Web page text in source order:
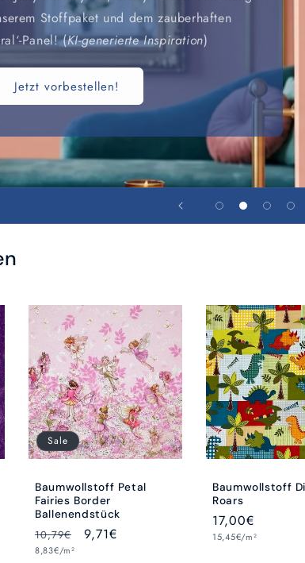
Stoffpaket und dem zauberhaften
Panel! (KI-generierte Inspiration)
Jetzt vorbestellen!
Sale
Baumwollstoff Petal
Fairies Border
Ballenendstück
Normaler
Preis
10,79€ Verkaufspreis
9,71€
Grundpreis
8,83€/m²
Baumwollstoff
Roars
Normaler
Preis
17,00€
Grundpreis
15,45€/m²